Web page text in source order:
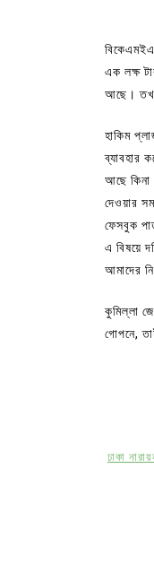
এক লক্ষ
আছে।
হাকিম
ব্যাবহার
আছে কিনা
দেওয়ার
ফেসবুক
এ বিষয়ে
আমাদের
কুমিল্লা
গোপনে,
ঢাকা